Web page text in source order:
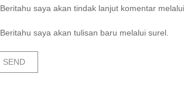
Beritahu saya akan tindak lanjut komentar
Beritahu saya akan tulisan baru melalui surel.